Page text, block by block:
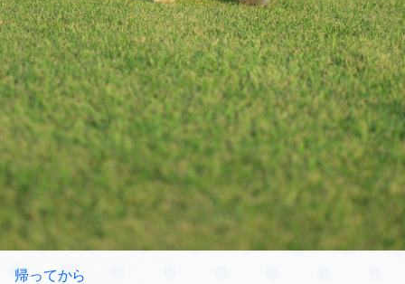
帰ってから